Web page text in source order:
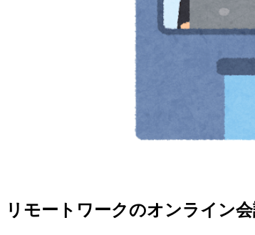
リモートワークのオンライン